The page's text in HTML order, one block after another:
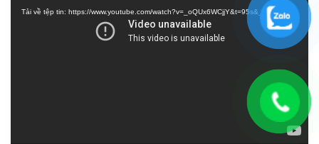
Tải về tệp tin: https://www.youtube.com/watch?v=_oQUx6WCjjY&t=95s&_=1